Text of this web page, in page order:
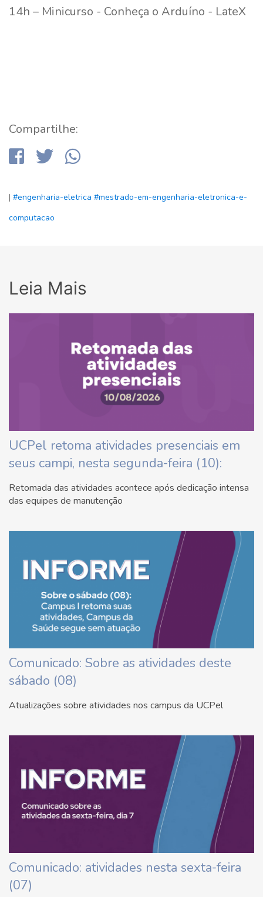
14h – Minicurso - Conheça o Arduíno - LateX
Compartilhe:
| #engenharia-eletrica #mestrado-em-engenharia-eletronica-e-
computacao
Leia Mais
UCPel retoma atividades presenciais em
seus campi, nesta segunda-feira (10):
Retomada das atividades acontece após dedicação intensa
das equipes de manutenção
Comunicado: Sobre as atividades deste
sábado (08)
Atualizações sobre atividades nos campus da UCPel
Comunicado: atividades nesta sexta-feira
(07)